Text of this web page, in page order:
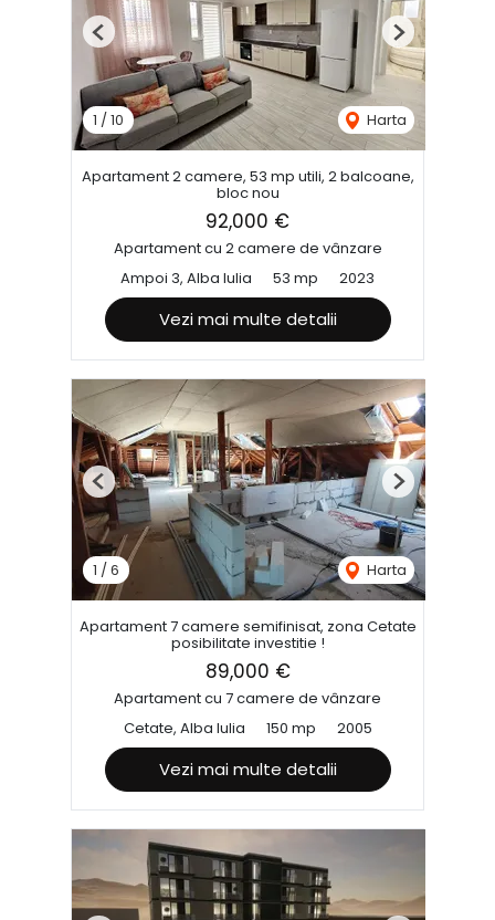
1 / 10 Harta
Previous Next
Apartament 2 camere, 53 mp utili, 2 balcoane,
bloc nou
92,000 €
Apartament cu 2 camere de vânzare
Ampoi 3, Alba Iulia
53 mp 2023
Vezi mai multe detalii
1 /6 Harta
Previous Next
Apartament 7 camere semifinisat, zona Cetate
posibilitate investitie !
89,000 €
Apartament cu 7 camere de vânzare
Cetate, Alba Iulia
150 mp 2005
Vezi mai multe detalii